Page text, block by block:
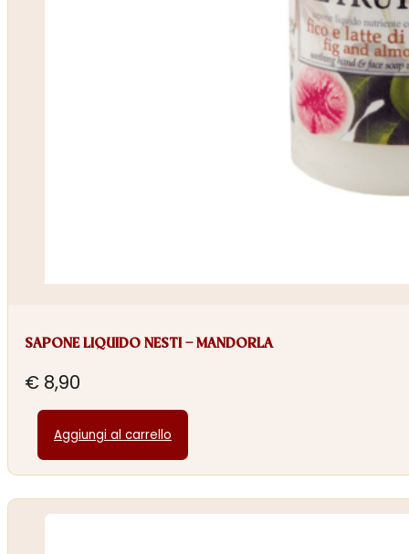
SAPONE LIQUIDO NESTI – MANDORLA
€ 8,90
Aggiungi al carrello